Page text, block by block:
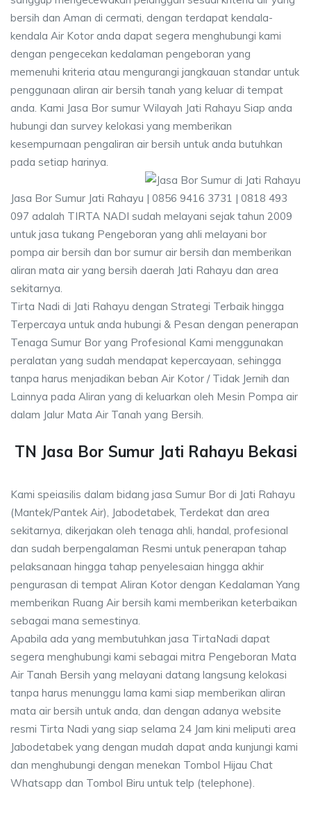
bersih dan Aman di cermati, dengan terdapat kendala-
kendala Air Kotor anda dapat segera menghubungi kami
dengan pengecekan kedalaman pengeboran yang
memenuhi kriteria atau mengurangi jangkauan standar untuk
penggunaan aliran air bersih tanah yang keluar di tempat
anda. Kami Jasa Bor sumur Wilayah Jati Rahayu Siap anda
hubungi dan survey kelokasi yang memberikan
kesempurnaan pengaliran air bersih untuk anda butuhkan
pada setiap harinya.
Jasa Bor Sumur Jati Rahayu | 0856 9416 3731 | 0818 493
097 adalah TIRTA NADI sudah melayani sejak tahun 2009
untuk jasa tukang Pengeboran yang ahli melayani bor
pompa air bersih dan bor sumur air bersih dan memberikan
aliran mata air yang bersih daerah Jati Rahayu dan area
sekitarnya.
Tirta Nadi di Jati Rahayu dengan Strategi Terbaik hingga
Terpercaya untuk anda hubungi & Pesan dengan penerapan
Tenaga Sumur Bor yang Profesional Kami menggunakan
peralatan yang sudah mendapat kepercayaan, sehingga
tanpa harus menjadikan beban Air Kotor / Tidak Jernih dan
Lainnya pada Aliran yang di keluarkan oleh Mesin Pompa air
dalam Jalur Mata Air Tanah yang Bersih.
TN Jasa Bor Sumur Jati Rahayu Bekasi
Kami speiasilis dalam bidang jasa Sumur Bor di Jati Rahayu
(Mantek/Pantek Air), Jabodetabek, Terdekat dan area
sekitarnya, dikerjakan oleh tenaga ahli, handal, profesional
dan sudah berpengalaman Resmi untuk penerapan tahap
pelaksanaan hingga tahap penyelesaian hingga akhir
pengurasan di tempat Aliran Kotor dengan Kedalaman Yang
memberikan Ruang Air bersih kami memberikan keterbaikan
sebagai mana semestinya.
Apabila ada yang membutuhkan jasa TirtaNadi dapat
segera menghubungi kami sebagai mitra Pengeboran Mata
Air Tanah Bersih yang melayani datang langsung kelokasi
tanpa harus menunggu lama kami siap memberikan aliran
mata air bersih untuk anda, dan dengan adanya website
resmi Tirta Nadi yang siap selama 24 Jam kini meliputi area
Jabodetabek yang dengan mudah dapat anda kunjungi kami
dan menghubungi dengan menekan Tombol Hijau Chat
Whatsapp dan Tombol Biru untuk telp (telephone).